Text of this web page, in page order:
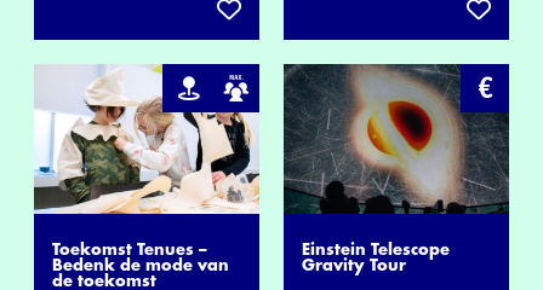
Toekomst Tenues –
Bedenk de mode van
de toekomst
Einstein Telescope
Gravity Tour